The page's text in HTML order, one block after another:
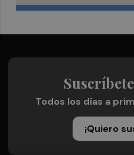
Todos los días a
¡Quiero